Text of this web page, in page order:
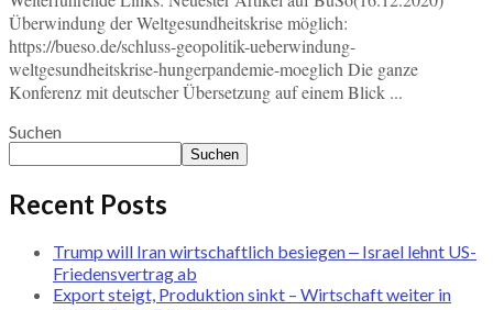
Überwindung der Weltgesundheitskrise möglich:
https://bueso.de/schluss-geopolitik-ueberwindung-
weltgesundheitskrise-hungerpandemie-moeglich Die ganze
Konferenz mit deutscher Übersetzung auf einem Blick ...
Suchen
Suchen
Recent Posts
Trump will Iran wirtschaftlich besiegen ‒ Israel lehnt US-
Friedensvertrag ab
Export steigt, Produktion sinkt – Wirtschaft weiter in